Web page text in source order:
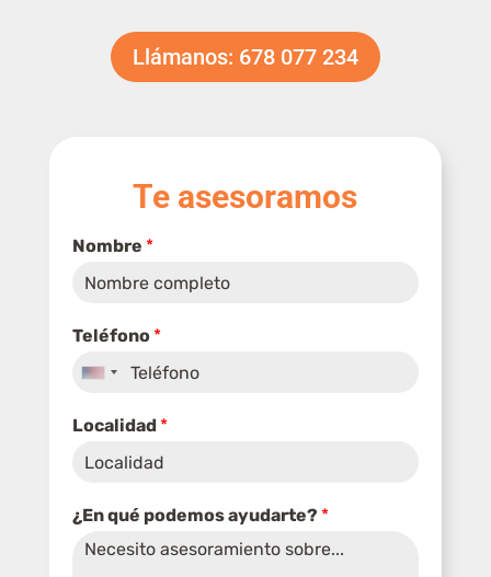
Llámanos: 678 077 234
Te asesoramos
Nombre *
Teléfono *
U
e
d
Localidad *
¿En qué podemos ayudarte? *